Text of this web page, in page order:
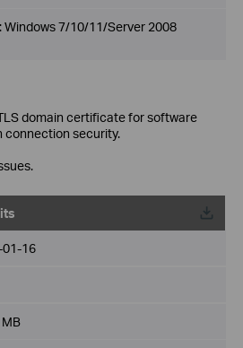
Windows 7/10/11/Server 2008
domain certificate for software
connection security.
16